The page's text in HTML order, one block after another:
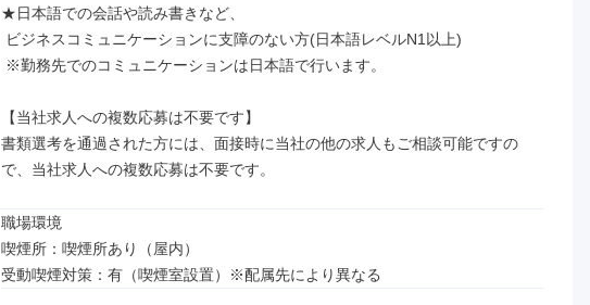
★日本語での会話や読み書きなど、
【当社求人への複数応募は不要です】
書類選考を通過された方には、面接時に当社の他の求人もご相談可能ですの
で、当社求人への複数応募は不要です。
職場環境
喫煙所：喫煙所あり（屋内）
受動喫煙対策：有（喫煙室設置）※配属先により異なる